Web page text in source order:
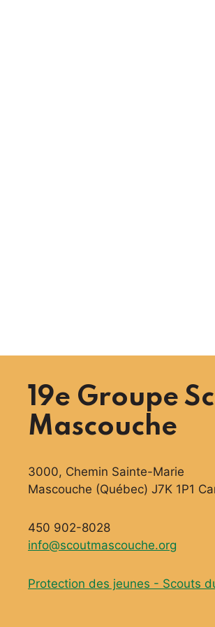
19e Groupe
Mascouche
3000, Chemin Sainte-Marie
Mascouche (Québec) J7K 1P1
450 902-8028
info@scoutmascouche.org
Protection des jeunes - Scouts